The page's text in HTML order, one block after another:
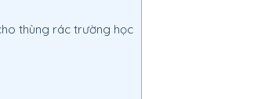
thùng rác trường học